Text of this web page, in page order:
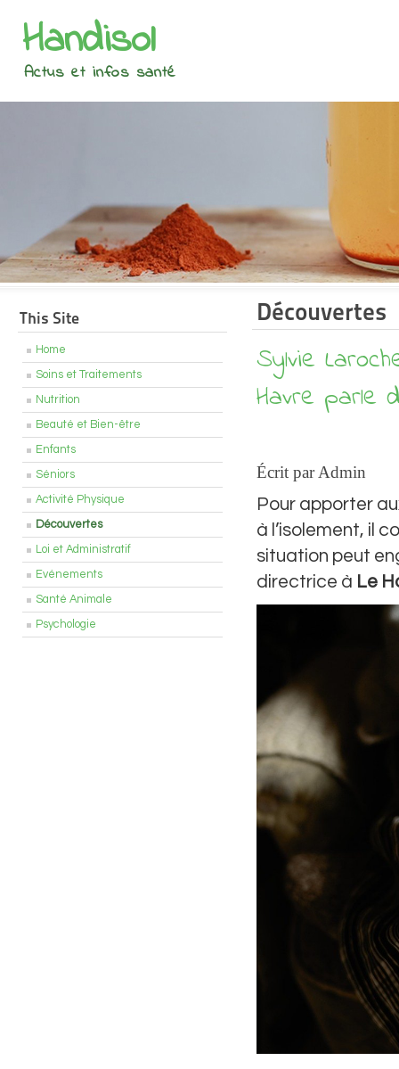
Handisol
Actus et infos santé
This Site
Home
Soins et Traitements
Nutrition
Beauté et Bien-être
Enfants
Séniors
Activité Physique
Découvertes
Loi et Administratif
Evénements
Santé Animale
Psychologie
Découvertes
Sylvie
Havre parle
Écrit par Admin
Pour apporter
à l’isolement, il
situation peut
directrice à Le